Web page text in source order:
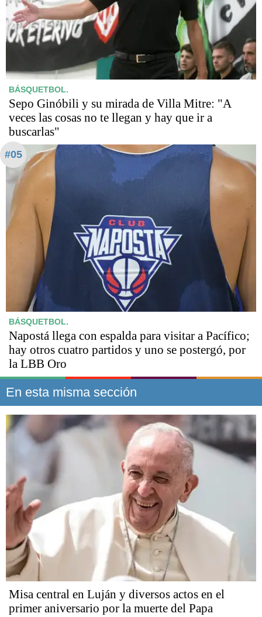
BÁSQUETBOL.
Sepo Ginóbili y su mirada de Villa Mitre: "A
veces las cosas no te llegan y hay que ir a
buscarlas"
#05
BÁSQUETBOL.
Napostá llega con espalda para visitar a Pacífico;
hay otros cuatro partidos y uno se postergó, por
la LBB Oro
En esta misma sección
Misa central en Luján y diversos actos en el
primer aniversario por la muerte del Papa